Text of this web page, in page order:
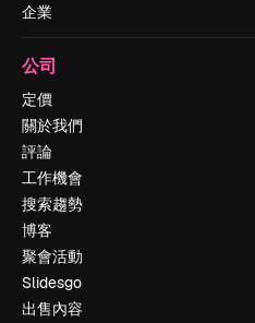
企業
公司
定價
關於我們
評論
工作機會
搜索趨勢
博客
聚會活動
Slidesgo
出售內容